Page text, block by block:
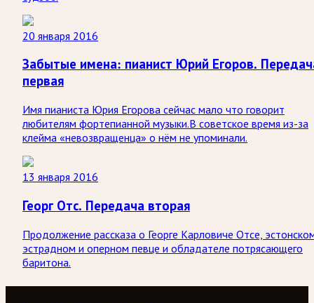
20 января 2016
Забытые имена: пианист Юрий Егоров.
первая
Имя пианиста Юрия Егорова сейчас мало что говорит
любителям фортепианной музыки.В советское время из-за
клейма «невозвращенца» о нём не упоминали.
13 января 2016
Георг Отс. Передача вторая
Продолжение рассказа о Георге Карловиче Отсе,
эстрадном и оперном певце и обладателе потрясающего
баритона.